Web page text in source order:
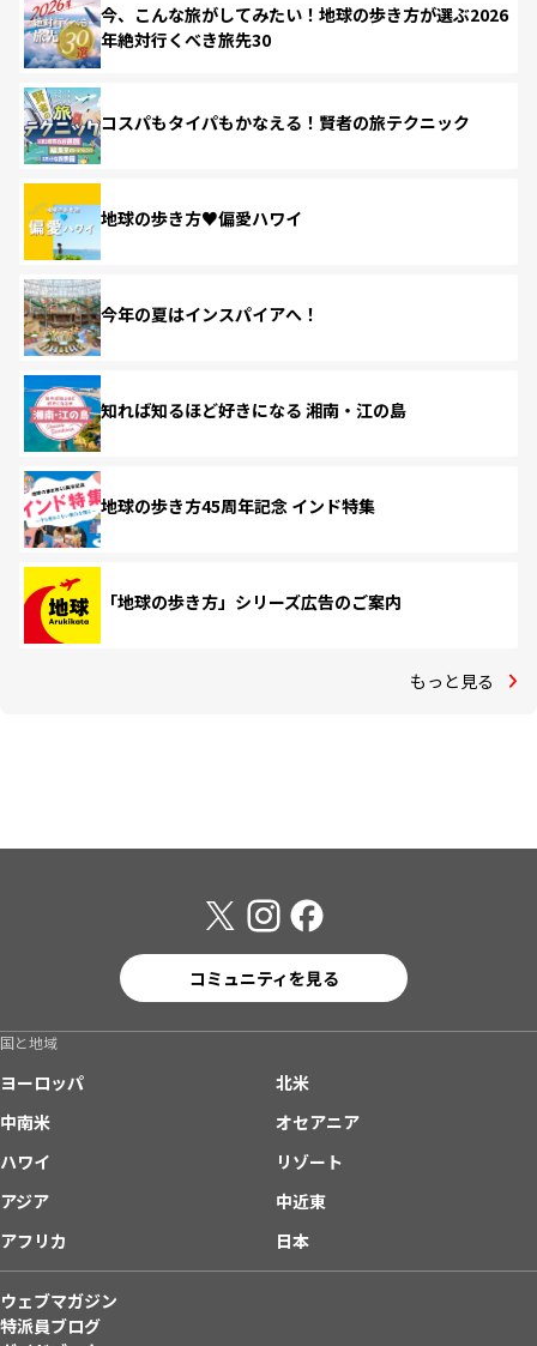
今、こんな旅がしてみたい！地球の歩き方が選ぶ2026
年絶対行くべき旅先30
コスパもタイパもかなえる！賢者の旅テクニック
地球の歩き方♥偏愛ハワイ
今年の夏はインスパイアへ！
知れば知るほど好きになる 湘南・江の島
地球の歩き方45周年記念 インド特集
「地球の歩き方」シリーズ広告のご案内
もっと見る
コミュニティを見る
国と地域
ヨーロッパ
北米
中南米
オセアニア
ハワイ
リゾート
アジア
中近東
アフリカ
日本
ウェブマガジン
特派員ブログ